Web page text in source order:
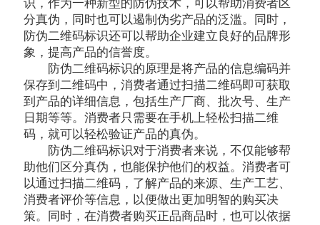
识，作为一种新型的防伪技术，可以帮助消费者区
分真伪，同时也可以遏制伪劣产品的泛滥。同时，
防伪二维码标识还可以帮助企业建立良好的品牌形
象，提高产品的信誉度。
防伪二维码标识的原理是将产品的信息编码并
保存到二维码中，消费者通过扫描二维码即可获取
到产品的详细信息，包括生产厂商、批次号、生产
日期等等。消费者只需要在手机上轻松扫描二维
码，就可以轻松验证产品的真伪。
防伪二维码标识对于消费者来说，不仅能够帮
助他们区分真伪，也能保护他们的权益。消费者可
以通过扫描二维码，了解产品的来源、生产工艺、
消费者评价等信息，以便做出更加明智的购买决
策。同时，在消费者购买正品商品时，也可以依据